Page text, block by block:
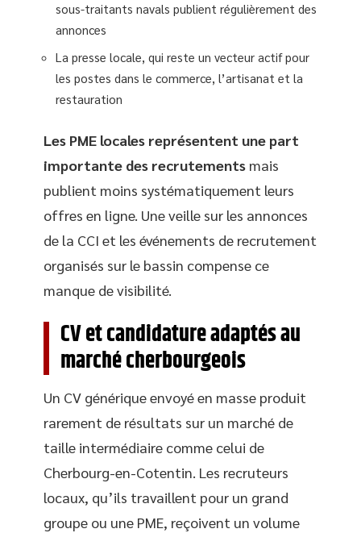
sous-traitants navals publient régulièrement des
annonces
La presse locale, qui reste un vecteur actif pour
les postes dans le commerce, l’artisanat et la
restauration
Les PME locales représentent une part
importante des recrutements mais
publient moins systématiquement leurs
offres en ligne. Une veille sur les annonces
de la CCI et les événements de recrutement
organisés sur le bassin compense ce
manque de visibilité.
CV et candidature adaptés au
marché cherbourgeois
Un CV générique envoyé en masse produit
rarement de résultats sur un marché de
taille intermédiaire comme celui de
Cherbourg-en-Cotentin. Les recruteurs
locaux, qu’ils travaillent pour un grand
groupe ou une PME, reçoivent un volume